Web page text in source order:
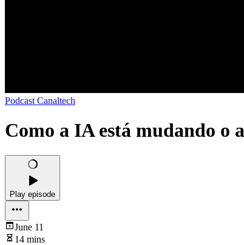
Podcast Canaltech
Como a IA está mudando o
Play episode
June 11
14 mins